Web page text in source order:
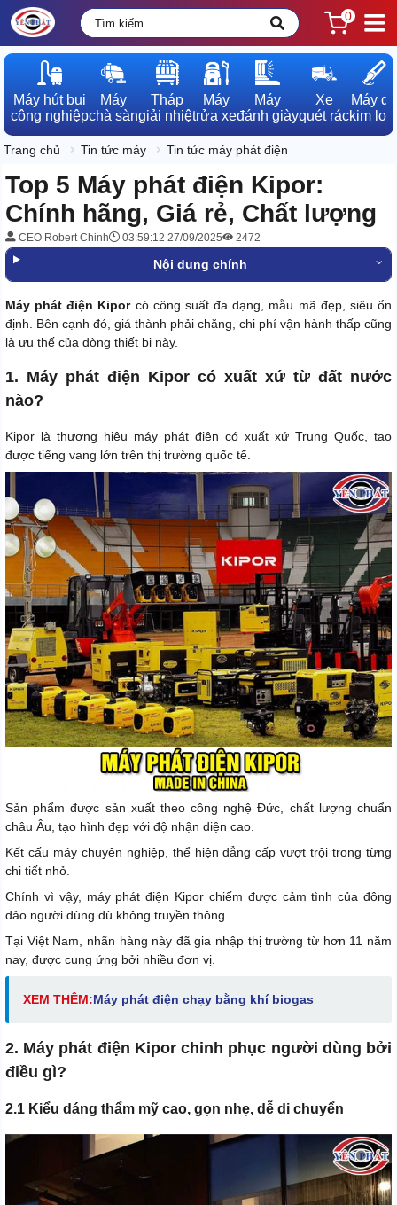
0
Máy hút bụi
công nghiệp
Máy
chà sàn
Tháp
giải nhiệt
Máy
rửa xe
Máy
đánh giày
Xe
quét rác
Máy dò
kim loại
Trang chủ Tin tức máy Tin tức máy phát điện
Top 5 Máy phát điện Kipor:
Chính hãng, Giá rẻ, Chất lượng
CEO Robert Chinh 03:59:12 27/09/2025 2472
Nội dung chính
Máy phát điện Kipor có công suất đa dạng, mẫu mã đẹp, siêu ổn
định. Bên cạnh đó, giá thành phải chăng, chi phí vận hành thấp cũng
là ưu thế của dòng thiết bị này.
1. Máy phát điện Kipor có xuất xứ từ đất nước
nào?
Kipor là thương hiệu máy phát điện có xuất xứ Trung Quốc, tạo
được tiếng vang lớn trên thị trường quốc tế.
Sản phẩm được sản xuất theo công nghệ Đức, chất lượng chuẩn
châu Âu, tạo hình đẹp với độ nhận diện cao.
Kết cấu máy chuyên nghiệp, thể hiện đẳng cấp vượt trội trong từng
chi tiết nhỏ.
Chính vì vậy, máy phát điện Kipor chiếm được cảm tình của đông
đảo người dùng dù không truyền thông.
Tại Việt Nam, nhãn hàng này đã gia nhập thị trường từ hơn 11 năm
nay, được cung ứng bởi nhiều đơn vị.
XEM THÊM:Máy phát điện chạy bằng khí biogas
2. Máy phát điện Kipor chinh phục người dùng bởi
điều gì?
2.1 Kiểu dáng thẩm mỹ cao, gọn nhẹ, dễ di chuyển